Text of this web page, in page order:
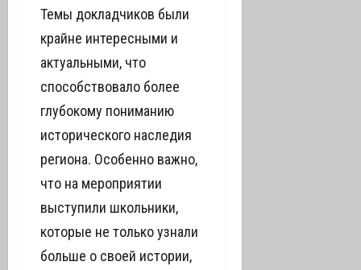
Темы докладчиков были
крайне интересными и
актуальными, что
способствовало более
глубокому пониманию
исторического наследия
региона. Особенно важно,
что на мероприятии
выступили школьники,
которые не только узнали
больше о своей истории,